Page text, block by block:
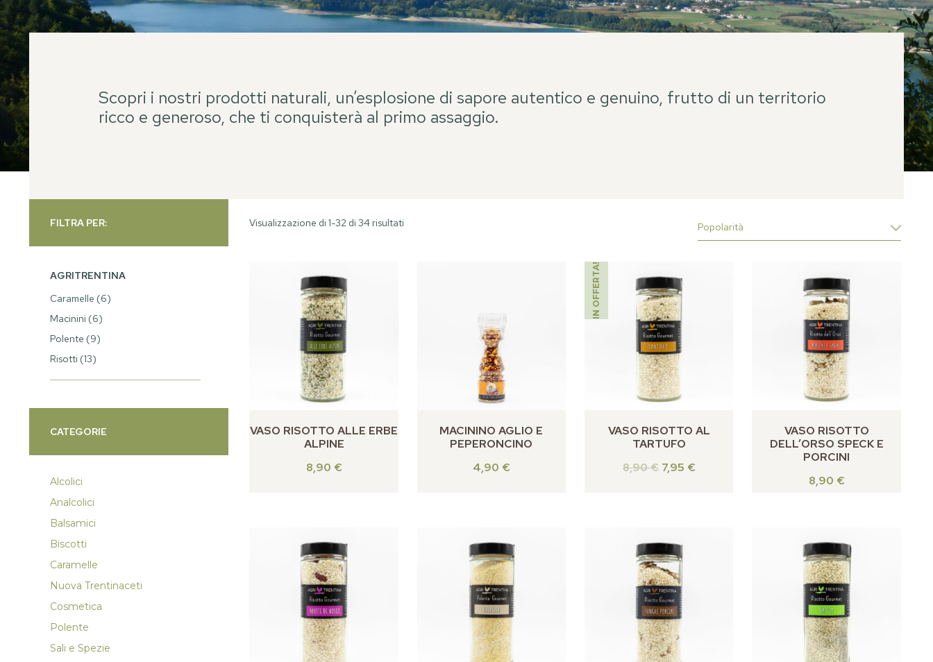
Scopri i nostri prodotti naturali, un’esplosione di sapore autentico e genuino, frutto di un territorio
ricco e generoso, che ti conquisterà al primo assaggio.
FILTRA PER:
AGRITRENTINA
Caramelle (6)
Macinini (6)
Polente (9)
Risotti (13)
CATEGORIE
Alcolici
Analcolici
Balsamici
Biscotti
Caramelle
Nuova Trentinaceti
Cosmetica
Polente
Sali e Spezie
Visualizzazione di 1-32 di 34 risultati
VASO RISOTTO ALLE ERBE
ALPINE
8,90 €
MACININO AGLIO E
PEPERONCINO
4,90 €
IN OFFERTA!
VASO RISOTTO AL
TARTUFO
8,90€ 7,95 €
VASO RISOTTO
DELL’ORSO SPECK E
PORCINI
8,90 €